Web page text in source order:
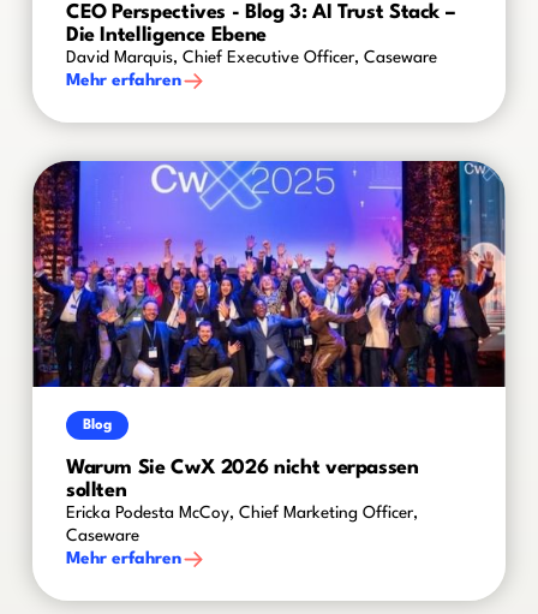
CEO Perspectives - Blog 3: AI Trust Stack –
Die Intelligence Ebene
David Marquis, Chief Executive Officer, Caseware
Mehr erfahren
Blog
Warum Sie CwX 2026 nicht verpassen
sollten
Ericka Podesta McCoy, Chief Marketing Officer,
Caseware
Mehr erfahren